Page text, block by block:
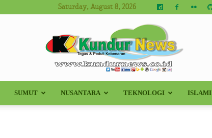
Saturday, August 8, 2026
Kundur
SUMUT NUSANTARA TEKNOLOGI ISLAMI